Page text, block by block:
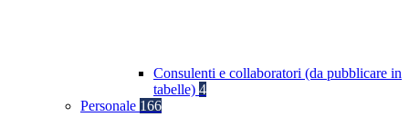
Consulenti e collaboratori (da pubblicare in
tabelle) 4
Personale 166